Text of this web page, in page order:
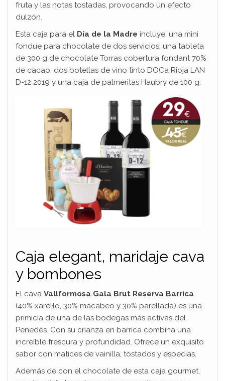
fruta y las notas tostadas, provocando un efecto
dulzón.
Esta caja para el Día de la Madre incluye: una mini
fondue para chocolate de dos servicios, una tableta
de 300 g de chocolate Torras cobertura fondant 70%
de cacao, dos botellas de vino tinto DOCa Rioja LAN
D-12 2019 y una caja de palmeritas Haubry de 100 g.
Caja elegant, maridaje cava
y bombones
El cava Vallformosa Gala Brut Reserva Barrica
(40% xarel·lo, 30% macabeo y 30% parellada) es una
primicia de una de las bodegas más activas del
Penedès. Con su crianza en barrica combina una
increíble frescura y profundidad. Ofrece un exquisito
sabor con matices de vainilla, tostados y especias.
Además de con el chocolate de esta caja gourmet,